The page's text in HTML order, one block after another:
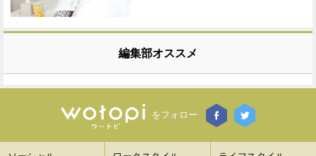
編集部オススメ
をフォロー